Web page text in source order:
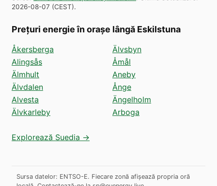
2026-08-07 (CEST).
Prețuri energie în orașe lângă Eskilstuna
Åkersberga
Alingsås
Älmhult
Älvdalen
Alvesta
Älvkarleby
Älvsbyn
Åmål
Aneby
Ånge
Ängelholm
Arboga
Explorează Suedia →
Sursa datelor: ENTSO-E. Fiecare zonă afișează propria oră